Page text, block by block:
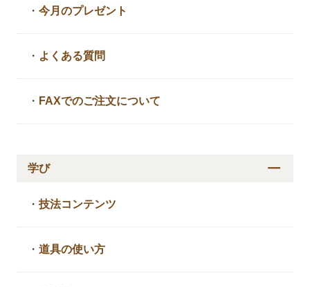
・今月のプレゼント
・ よくある質問
・ FAXでのご注文について
学び
・技法コンテンツ
・道具の使い方